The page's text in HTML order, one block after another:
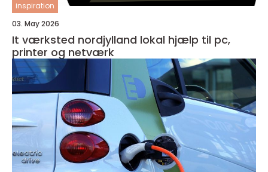
inspiration
03. May 2026
It værksted nordjylland lokal hjælp til pc,
printer og netværk